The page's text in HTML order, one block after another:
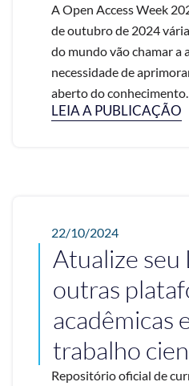
A Open Access Week
de outubro de 2024
do mundo vão chamar a
necessidade de
aberto do
LEIA A PUBLICAÇÃO
22/10/2024
Atualize seu
outras
acadêmicas
trabalho
Repositório oficial de